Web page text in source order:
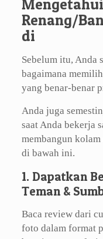
Renang/
di
Sebelum itu, Anda
bagaimana
yang benar-benar
Anda juga
saat Anda bekerja
membangun
di bawah ini.
1. Dapatkan
Teman &
Baca review dari
foto dalam format